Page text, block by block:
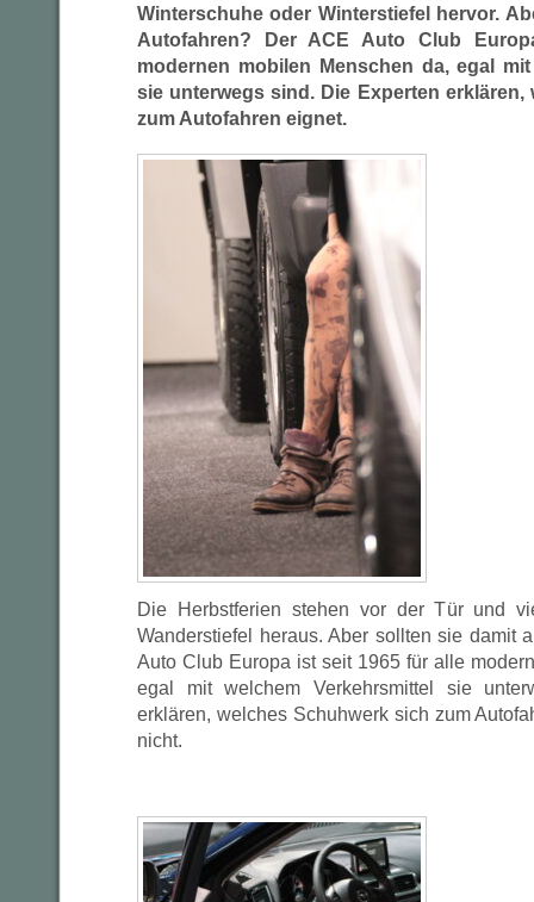
Winterschuhe oder Winterstiefel hervor.
Autofahren? Der ACE Auto Club
modernen mobilen Menschen da, egal
sie unterwegs sind. Die Experten
zum Autofahren eignet.
Die Herbstferien stehen vor der Tür und
Wanderstiefel heraus. Aber sollten sie damit
Auto Club Europa ist seit 1965 für alle
egal mit welchem Verkehrsmittel sie
erklären, welches Schuhwerk sich zum
nicht.